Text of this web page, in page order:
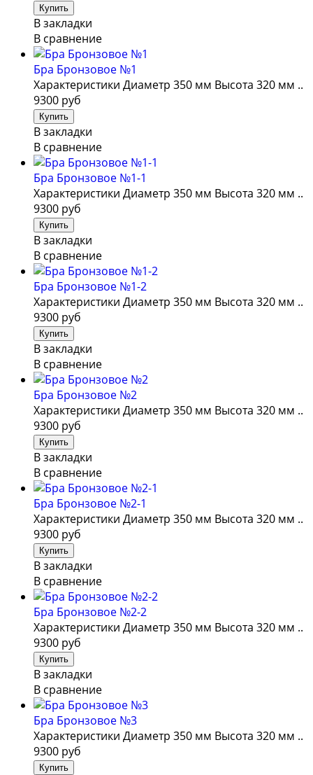
В закладки
В сравнение
Бра Бронзовое №1
Характеристики Диаметр 350 мм Высота 320 мм ..
9300 руб
В закладки
В сравнение
Бра Бронзовое №1-1
Характеристики Диаметр 350 мм Высота 320 мм ..
9300 руб
В закладки
В сравнение
Бра Бронзовое №1-2
Характеристики Диаметр 350 мм Высота 320 мм ..
9300 руб
В закладки
В сравнение
Бра Бронзовое №2
Характеристики Диаметр 350 мм Высота 320 мм ..
9300 руб
В закладки
В сравнение
Бра Бронзовое №2-1
Характеристики Диаметр 350 мм Высота 320 мм ..
9300 руб
В закладки
В сравнение
Бра Бронзовое №2-2
Характеристики Диаметр 350 мм Высота 320 мм ..
9300 руб
В закладки
В сравнение
Бра Бронзовое №3
Характеристики Диаметр 350 мм Высота 320 мм ..
9300 руб